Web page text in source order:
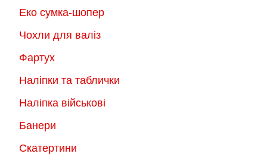
Еко сумка-шопер
Чохли для валіз
Фартух
Наліпки та таблички
Наліпка військові
Банери
Скатертини